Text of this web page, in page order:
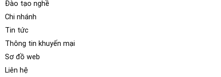
Đào tạo nghề
Chi nhánh
Tin tức
Thông tin khuyến mại
Sơ đồ web
Liên hệ